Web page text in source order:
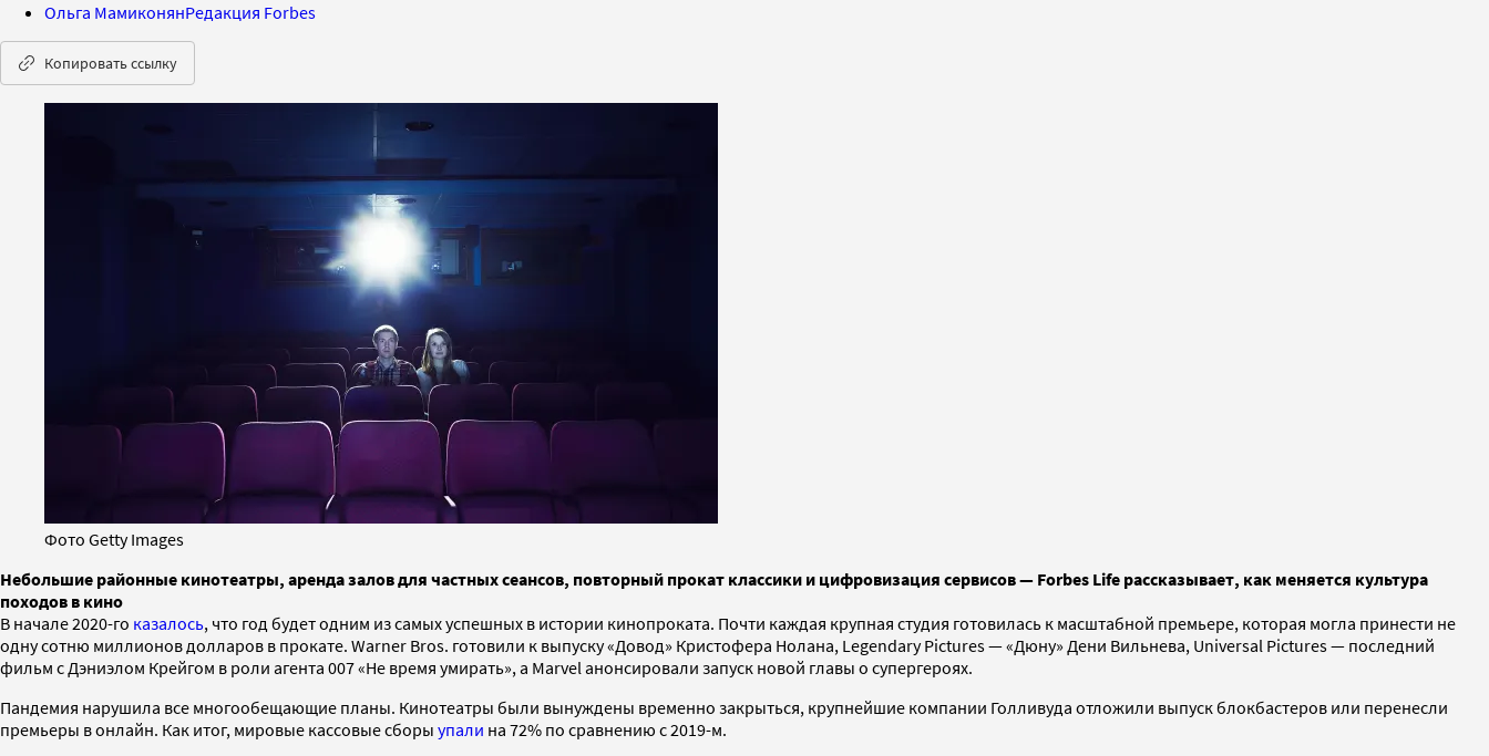
Ольга МамиконянРедакция Forbes
Копировать ссылку
Фото Getty Images
Небольшие районные кинотеатры, аренда залов для частных сеансов, повторный прокат классики и цифровизация сервисов — Forbes Life рассказывает, как меняется культура
походов в кино
В начале 2020-го казалось, что год будет одним из самых успешных в истории кинопроката. Почти каждая крупная студия готовилась к масштабной премьере, которая могла принести не
одну сотню миллионов долларов в прокате. Warner Bros. готовили к выпуску «Довод» Кристофера Нолана, Legendary Pictures — «Дюну» Дени Вильнева, Universal Pictures — последний
фильм с Дэниэлом Крейгом в роли агента 007 «Не время умирать», а Marvel анонсировали запуск новой главы о супергероях.
Пандемия нарушила все многообещающие планы. Кинотеатры были вынуждены временно закрыться, крупнейшие компании Голливуда отложили выпуск блокбастеров или перенесли
премьеры в онлайн. Как итог, мировые кассовые сборы упали на 72% по сравнению с 2019-м.